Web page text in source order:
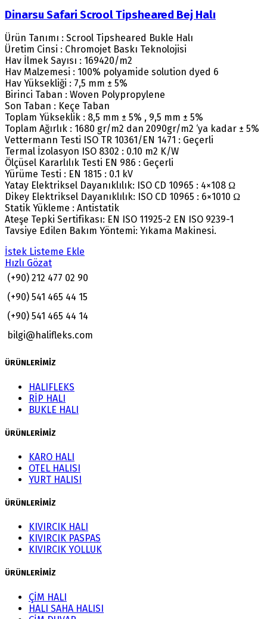
Dinarsu Safari Scrool Tipsheared Bej Halı
Ürün Tanımı : Scrool Tipsheared Bukle Halı
Üretim Cinsi : Chromojet Baskı Teknolojisi
Hav İlmek Sayısı : 169420/m2
Hav Malzemesi : 100% polyamide solution dyed 6
Hav Yüksekliği : 7,5 mm ± 5%
Birinci Taban : Woven Polypropylene
Son Taban : Keçe Taban
Toplam Yükseklik : 8,5 mm ± 5% , 9,5 mm ± 5%
Toplam Ağırlık : 1680 gr/m2 dan 2090gr/m2 ‘ya kadar ± 5%
Vettermann Testi ISO TR 10361/EN 1471 : Geçerli
Termal İzolasyon ISO 8302 : 0.10 m2 K/W
Ölçüsel Kararlılık Testi EN 986 : Geçerli
Yürüme Testi : EN 1815 : 0.1 kV
Yatay Elektriksel Dayanıklılık: ISO CD 10965 : 4×108 Ω
Dikey Elektriksel Dayanıklılık: ISO CD 10965 : 6×1010 Ω
Statik Yükleme : Antistatik
Ateşe Tepki Sertifikası: EN ISO 11925-2 EN ISO 9239-1
Tavsiye Edilen Bakım Yöntemi: Yıkama Makinesi.
İstek Listeme Ekle
Hızlı Gözat
(+90) 212 477 02 90
(+90) 541 465 44 15
(+90) 541 465 44 14
bilgi@halifleks.com
ÜRÜNLERİMİZ
HALIFLEKS
RİP HALI
BUKLE HALI
ÜRÜNLERİMİZ
KARO HALI
OTEL HALISI
YURT HALISI
ÜRÜNLERİMİZ
KIVIRCIK HALI
KIVIRCIK PASPAS
KIVIRCIK YOLLUK
ÜRÜNLERİMİZ
ÇİM HALI
HALI SAHA HALISI